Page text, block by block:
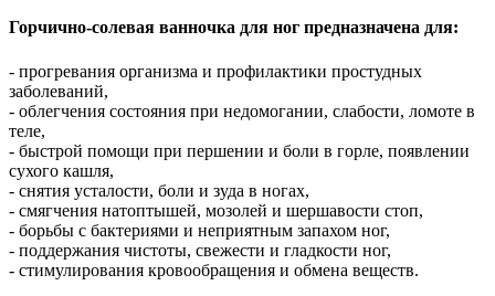
Горчично-солевая ванночка для ног предназначена для:
- прогревания организма и профилактики простудных
заболеваний,
- облегчения состояния при недомогании, слабости, ломоте в
теле,
- быстрой помощи при першении и боли в горле, появлении
сухого кашля,
- снятия усталости, боли и зуда в ногах,
- смягчения натоптышей, мозолей и шершавости стоп,
- борьбы с бактериями и неприятным запахом ног,
- поддержания чистоты, свежести и гладкости ног,
- стимулирования кровообращения и обмена веществ.